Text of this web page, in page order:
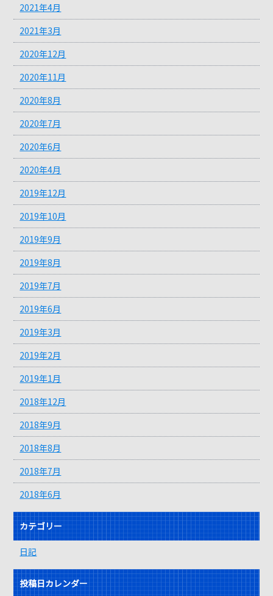
2021年4月
2021年3月
2020年12月
2020年11月
2020年8月
2020年7月
2020年6月
2020年4月
2019年12月
2019年10月
2019年9月
2019年8月
2019年7月
2019年6月
2019年3月
2019年2月
2019年1月
2018年12月
2018年9月
2018年8月
2018年7月
2018年6月
カテゴリー
日記
投稿日カレンダー